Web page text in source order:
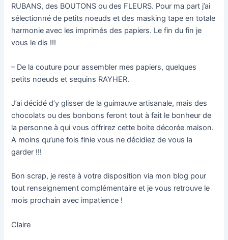
RUBANS, des BOUTONS ou des FLEURS. Pour ma part j’ai
sélectionné de petits noeuds et des masking tape en totale
harmonie avec les imprimés des papiers. Le fin du fin je
vous le dis !!!
– De la couture pour assembler mes papiers, quelques
petits noeuds et sequins RAYHER.
J’ai décidé d’y glisser de la guimauve artisanale, mais des
chocolats ou des bonbons feront tout à fait le bonheur de
la personne à qui vous offrirez cette boite décorée maison.
A moins qu’une fois finie vous ne décidiez de vous la
garder !!!
Bon scrap, je reste à votre disposition via mon blog pour
tout renseignement complémentaire et je vous retrouve le
mois prochain avec impatience !
Claire